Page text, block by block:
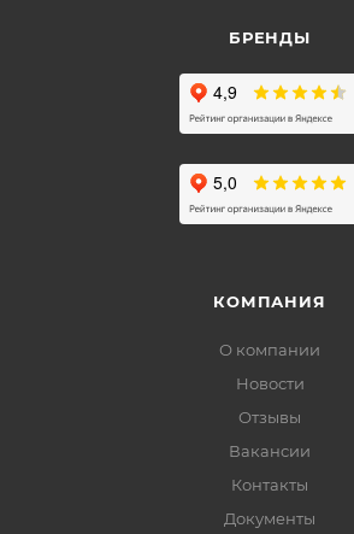
БРЕНДЫ
КОМПАНИЯ
О компании
Новости
Отзывы
Вакансии
Контакты
Документы